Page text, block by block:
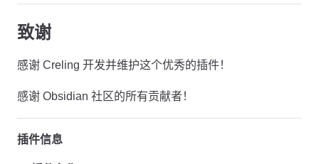
致谢
感谢 Creling 开发并维护这个优秀的插件！
感谢 Obsidian 社区的所有贡献者！
插件信息